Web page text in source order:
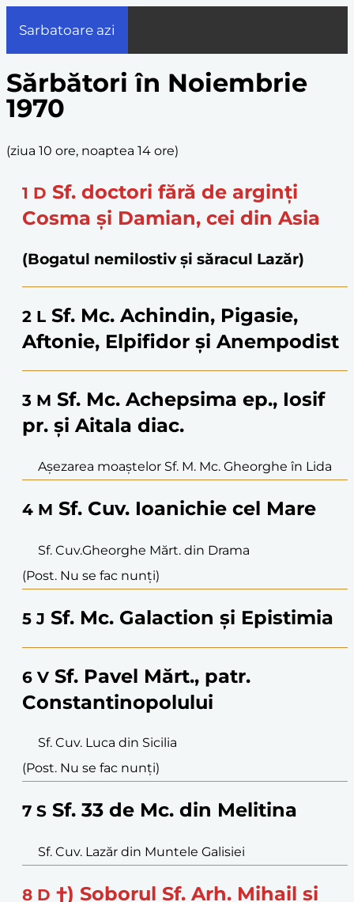
Sarbatoare azi
Sărbători în Noiembrie
1970
(ziua 10 ore, noaptea 14 ore)
1 D Sf. doctori fără de arginți
Cosma și Damian, cei din Asia
(Bogatul nemilostiv și săracul Lazăr)
2 L Sf. Mc. Achindin, Pigasie,
Aftonie, Elpifidor și Anempodist
3 M Sf. Mc. Achepsima ep., Iosif
pr. și Aitala diac.
Așezarea moaștelor Sf. M. Mc. Gheorghe în Lida
4 M Sf. Cuv. Ioanichie cel Mare
Sf. Cuv.Gheorghe Mărt. din Drama
(Post. Nu se fac nunți)
5 J Sf. Mc. Galaction și Epistimia
6 V Sf. Pavel Mărt., patr.
Constantinopolului
Sf. Cuv. Luca din Sicilia
(Post. Nu se fac nunți)
7 S Sf. 33 de Mc. din Melitina
Sf. Cuv. Lazăr din Muntele Galisiei
8 D †) Soborul Sf. Arh. Mihail și